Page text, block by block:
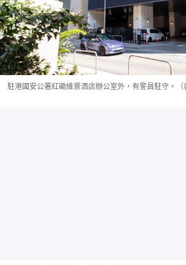
駐港國安公署紅磡維景酒店辦公室外，有警員駐守。（